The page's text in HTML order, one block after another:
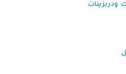
ودربزينات